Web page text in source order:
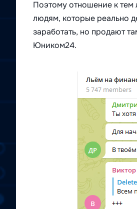
Поэтому отношение к тем
людям, которые реально
заработать, но продают
Юником24.